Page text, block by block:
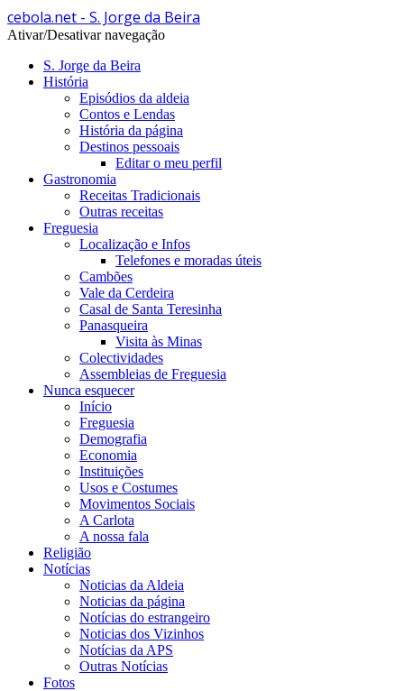
cebola.net - S. Jorge da Beira
Ativar/Desativar navegação
S. Jorge da Beira
História
Episódios da aldeia
Contos e Lendas
História da página
Destinos pessoais
Editar o meu perfil
Gastronomia
Receitas Tradicionais
Outras receitas
Freguesia
Localização e Infos
Telefones e moradas úteis
Cambões
Vale da Cerdeira
Casal de Santa Teresinha
Panasqueira
Visita às Minas
Colectividades
Assembleias de Freguesia
Nunca esquecer
Início
Freguesia
Demografia
Economia
Instituições
Usos e Costumes
Movimentos Sociais
A Carlota
A nossa fala
Religião
Notícias
Noticias da Aldeia
Noticias da página
Notícias do estrangeiro
Noticias dos Vizinhos
Notícias da APS
Outras Notícias
Fotos